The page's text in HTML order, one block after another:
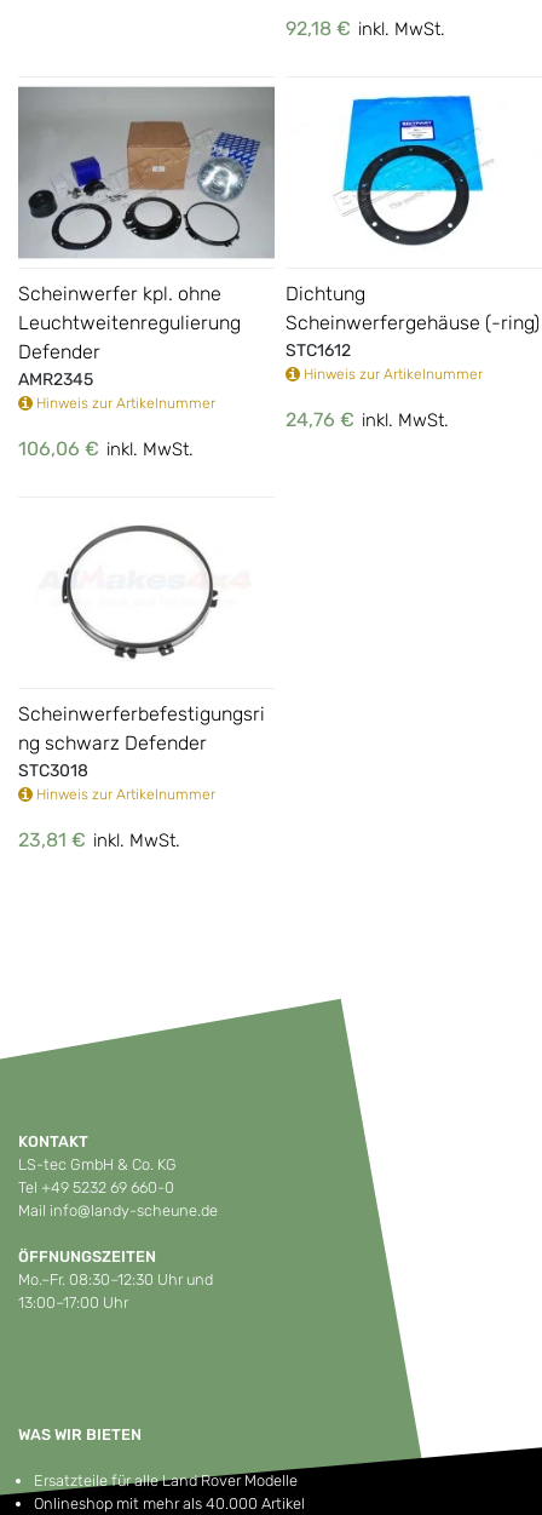
92,18 € inkl. MwSt.
Scheinwerfer kpl. ohne
Leuchtweitenregulierung
Defender
AMR2345
Hinweis zur Artikelnummer
106,06 € inkl. MwSt.
Dichtung
Scheinwerfergehäuse (-ring)
STC1612
Hinweis zur Artikelnummer
24,76 € inkl. MwSt.
Scheinwerferbefestigungsri
ng schwarz Defender
STC3018
Hinweis zur Artikelnummer
23,81 € inkl. MwSt.
KONTAKT
LS-tec GmbH & Co. KG
Tel +49 5232 69 660-0
Mail info@landy-scheune.de
ÖFFNUNGSZEITEN
Mo.–Fr. 08:30–12:30 Uhr und
13:00–17:00 Uhr
WAS WIR BIETEN
Ersatzteile für alle Land Rover Modelle
Onlineshop mit mehr als 40.000 Artikel